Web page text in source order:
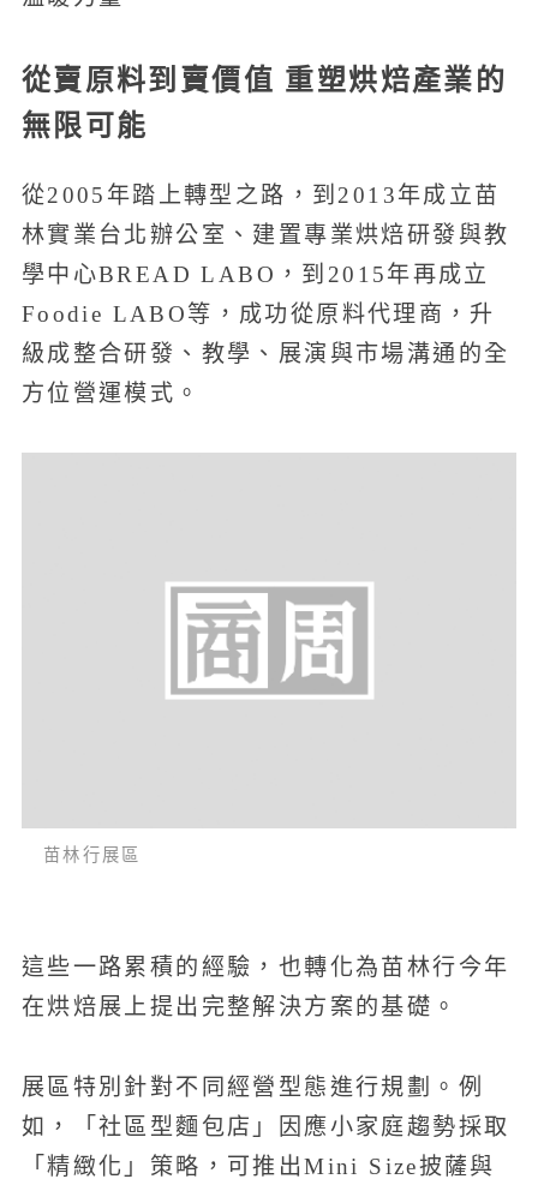
從賣原料到賣價值 重塑烘焙產業的
無限可能
從2005年踏上轉型之路，到2013年成立苗
林實業台北辦公室、建置專業烘焙研發與教
學中心BREAD LABO，到2015年再成立
Foodie LABO等，成功從原料代理商，升
級成整合研發、教學、展演與市場溝通的全
方位營運模式。
苗林行展區
這些一路累積的經驗，也轉化為苗林行今年
在烘焙展上提出完整解決方案的基礎。
展區特別針對不同經營型態進行規劃。例
如，「社區型麵包店」因應小家庭趨勢採取
「精緻化」策略，可推出Mini Size披薩與